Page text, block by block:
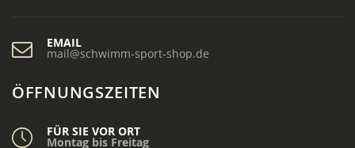
EMAIL
mail@schwimm-sport-shop.de
ÖFFNUNGSZEITEN
FÜR SIE VOR ORT
Montag bis Freitag